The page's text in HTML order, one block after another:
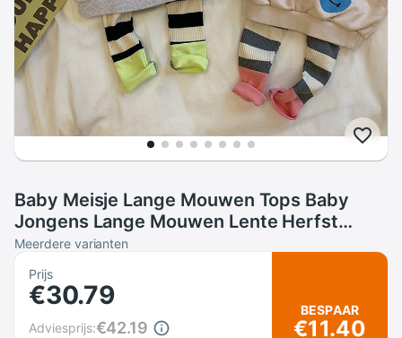
Baby Meisje Lange Mouwen Tops Baby
Jongens Lange Mouwen Lente Herfst
Sweatshirt Cartoon Print Katoenen T-shirt
Mode Shirts
Meerdere varianten
Prijs
€30.79
Adviesprijs:€42.19
BESPAAR
€11.40